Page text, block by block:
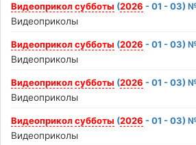
Видеоприкол субботы (2026 - 01 - 03)
Видеоприколы
Видеоприкол субботы (2026 - 01 - 03)
Видеоприколы
Видеоприкол субботы (2026 - 01 - 03)
Видеоприколы
Видеоприкол субботы (2026 - 01 - 03)
Видеоприколы